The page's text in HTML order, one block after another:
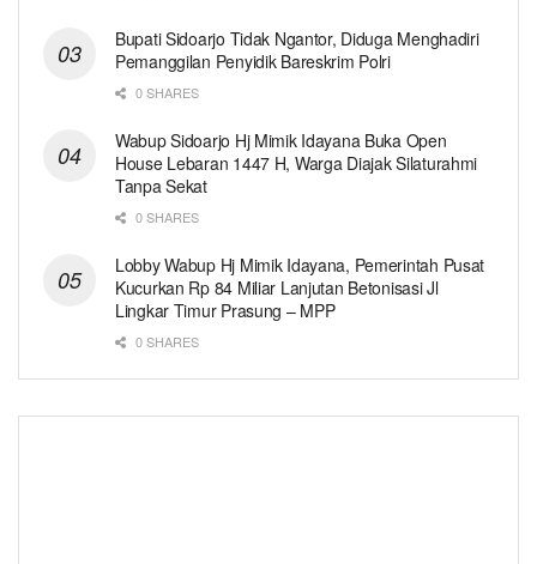
Bupati Sidoarjo Tidak Ngantor, Diduga Menghadiri
Pemanggilan Penyidik Bareskrim Polri
0 SHARES
Wabup Sidoarjo Hj Mimik Idayana Buka Open
House Lebaran 1447 H, Warga Diajak Silaturahmi
Tanpa Sekat
0 SHARES
Lobby Wabup Hj Mimik Idayana, Pemerintah Pusat
Kucurkan Rp 84 Miliar Lanjutan Betonisasi Jl
Lingkar Timur Prasung – MPP
0 SHARES